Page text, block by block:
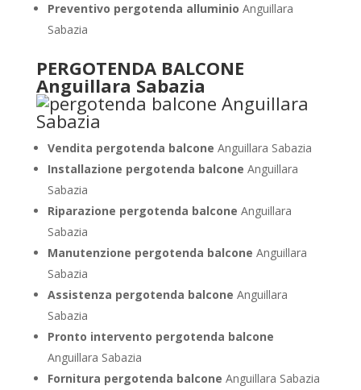
Preventivo pergotenda alluminio Anguillara
Sabazia
PERGOTENDA BALCONE
Anguillara Sabazia
Vendita pergotenda balcone Anguillara Sabazia
Installazione pergotenda balcone Anguillara
Sabazia
Riparazione pergotenda balcone Anguillara
Sabazia
Manutenzione pergotenda balcone Anguillara
Sabazia
Assistenza pergotenda balcone Anguillara
Sabazia
Pronto intervento pergotenda balcone
Anguillara Sabazia
Fornitura pergotenda balcone Anguillara Sabazia